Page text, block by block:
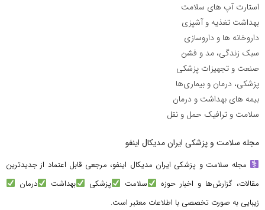
استارت آپ های سلامت
بهداشت تغذیه و آشپزی
داروخانه ها و داروسازی
سبک زندگی، مد و فشن
صنعت و تجهیزات پزشکی
پزشکی، درمان و بیماری‌ها
بیمه های بهداشت و درمان
سلامت و ترافیک حمل و نقل
مجله سلامت و پزشکی ایران مدیکال اینفو
مجله سلامت و پزشکی ایران مدیکال اینفو، مرجعی قابل اعتماد از جدیدترین
مقالات، گزارش‌ها و اخبار حوزه
سلامت پزشکی بهداشت
درمان
زیبایی به صورت تخصصی با اطلاعات معتبر است.